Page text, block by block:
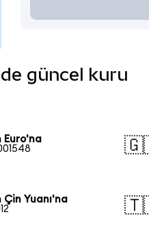
güncel kuru
Euro'na
Yuanı'na